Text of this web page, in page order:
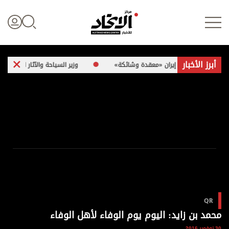
علوم الدار
الرياضة
أبرز الأخبار
مع إيران «معقدة وشائكة» وزير السياحة والآثار الفلسطيني لـ«الاتحاد»: 260 موقعاً أثرياً في غزة
QR
محمد بن زايد: اليوم يوم الوفاء لأهل الوفاء